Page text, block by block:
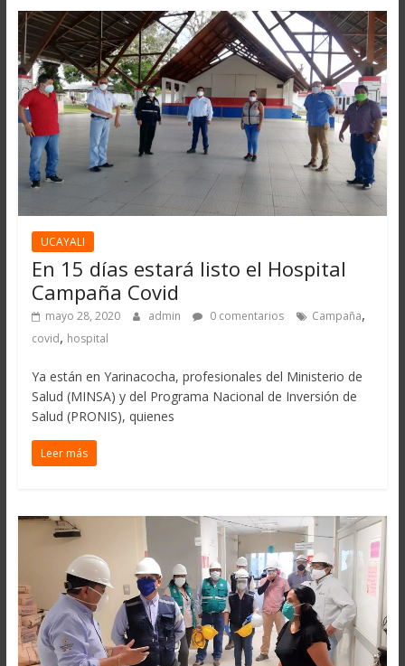
UCAYALI
En 15 días estará listo el Hospital
Campaña Covid
mayo 28, 2020 admin 0 comentarios Campaña,
covid, hospital
Ya están en Yarinacocha, profesionales del Ministerio de
Salud (MINSA) y del Programa Nacional de Inversión de
Salud (PRONIS), quienes
Leer más